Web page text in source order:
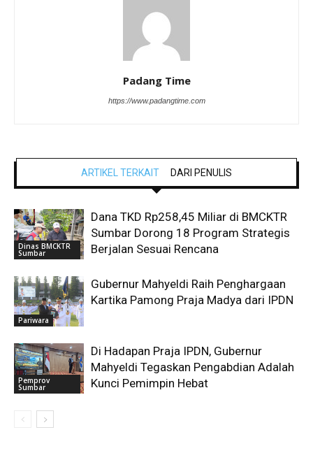
Padang Time
https://www.padangtime.com
ARTIKEL TERKAIT DARI PENULIS
Dinas BMCKTR
Sumbar
Dana TKD Rp258,45 Miliar di BMCKTR
Sumbar Dorong 18 Program Strategis
Berjalan Sesuai Rencana
Pariwara
Gubernur Mahyeldi Raih Penghargaan
Kartika Pamong Praja Madya dari IPDN
Pemprov
Sumbar
Di Hadapan Praja IPDN, Gubernur
Mahyeldi Tegaskan Pengabdian Adalah
Kunci Pemimpin Hebat